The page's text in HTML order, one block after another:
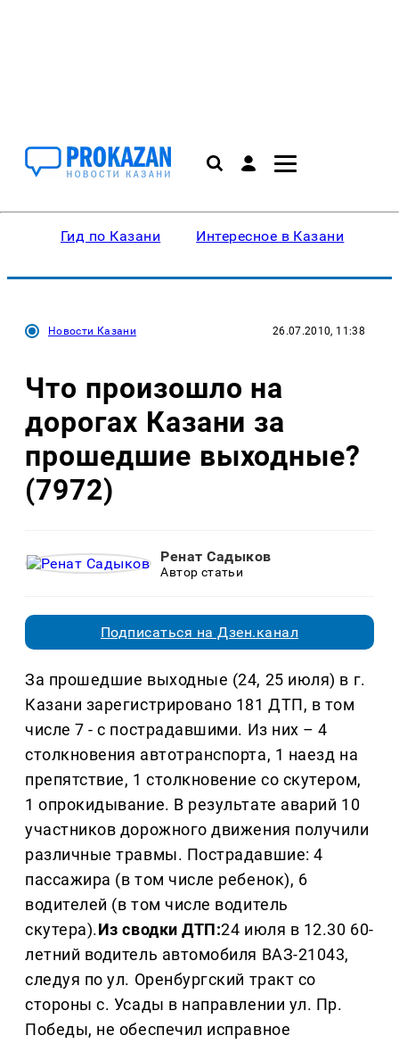
Гид по Казани Интересное в Казани
Новости Казани 26.07.2010, 11:38
Что произошло на
дорогах Казани за
прошедшие выходные?
(7972)
Ренат Садыков
Автор статьи
Подписаться на Дзен.канал
За прошедшие выходные (24, 25 июля) в г.
Казани зарегистрировано 181 ДТП, в том
числе 7 - с пострадавшими. Из них – 4
столкновения автотранспорта, 1 наезд на
препятствие, 1 столкновение со скутером,
1 опрокидывание. В результате аварий 10
участников дорожного движения получили
различные травмы. Пострадавшие: 4
пассажира (в том числе ребенок), 6
водителей (в том числе водитель
скутера).Из сводки ДТП:24 июля в 12.30 60-
летний водитель автомобиля ВАЗ-21043,
следуя по ул. Оренбургский тракт со
стороны с. Усады в направлении ул. Пр.
Победы, не обеспечил исправное